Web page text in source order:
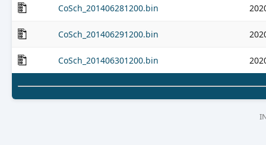
CoSch_201406281200.bin
CoSch_201406291200.bin
CoSch_201406301200.bin